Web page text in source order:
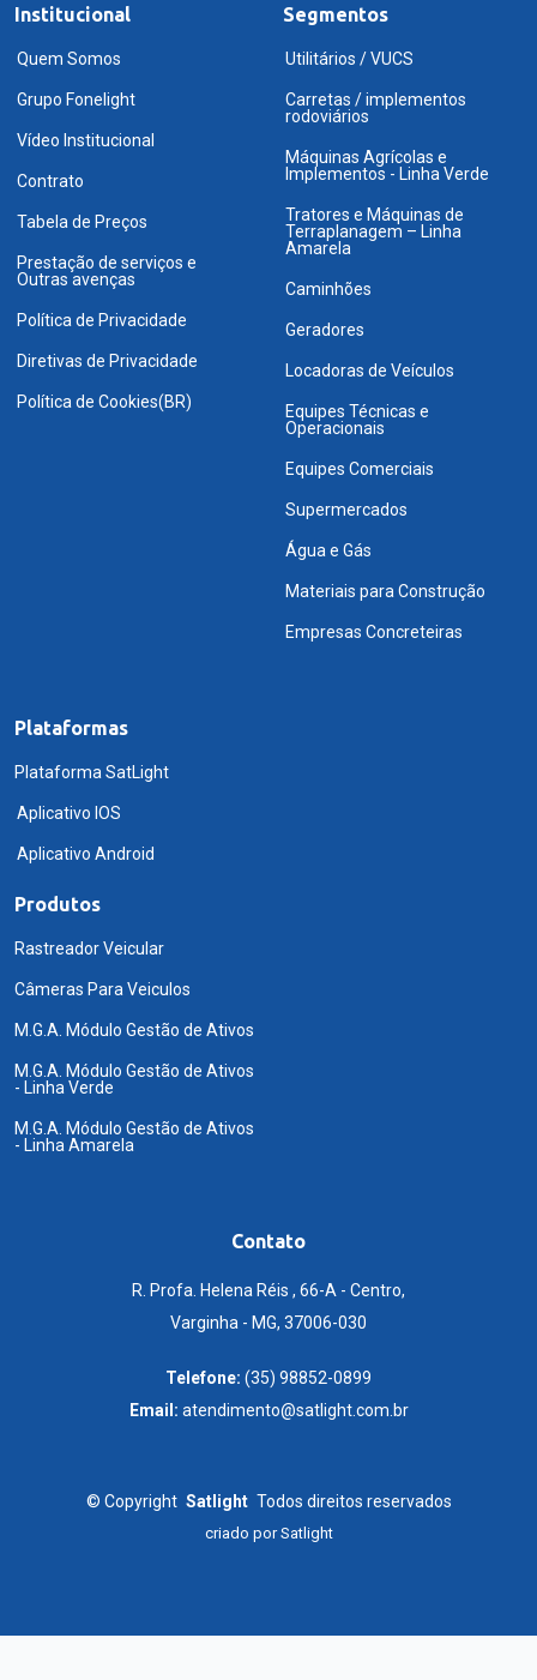
Institucional
Quem Somos
Grupo Fonelight
Vídeo Institucional
Contrato
Tabela de Preços
Prestação de serviços e
Outras avenças
Política de Privacidade
Diretivas de Privacidade
Política de Cookies(BR)
Segmentos
Utilitários / VUCS
Carretas / implementos
rodoviários
Máquinas Agrícolas e
Implementos - Linha Verde
Tratores e Máquinas de
Terraplanagem – Linha
Amarela
Caminhões
Geradores
Locadoras de Veículos
Equipes Técnicas e
Operacionais
Equipes Comerciais
Supermercados
Água e Gás
Materiais para Construção
Empresas Concreteiras
Plataformas
Plataforma SatLight
Aplicativo IOS
Aplicativo Android
Produtos
Rastreador Veicular
Câmeras Para Veiculos
M.G.A. Módulo Gestão de Ativos
M.G.A. Módulo Gestão de Ativos
- Linha Verde
M.G.A. Módulo Gestão de Ativos
- Linha Amarela
Contato
R. Profa. Helena Réis , 66-A - Centro,
Varginha - MG, 37006-030
Telefone: (35) 98852-0899
Email: atendimento@satlight.com.br
© Copyright Satlight Todos direitos reservados
criado porSatlight